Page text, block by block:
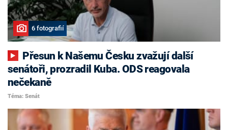
6 fotografií
senátoři, prozradil Kuba. ODS reagovala
nečekaně
Téma: Senát